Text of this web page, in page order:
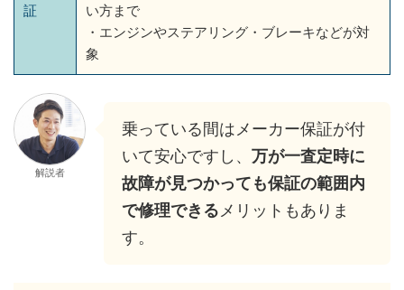
証
い方まで
・エンジンやステアリング・ブレーキなどが対
象
解説者
乗っている間はメーカー保証が付
いて安心ですし、 万が一査定時に
故障が見つかっても保証の範囲内
で修理できる メリットもありま
す。